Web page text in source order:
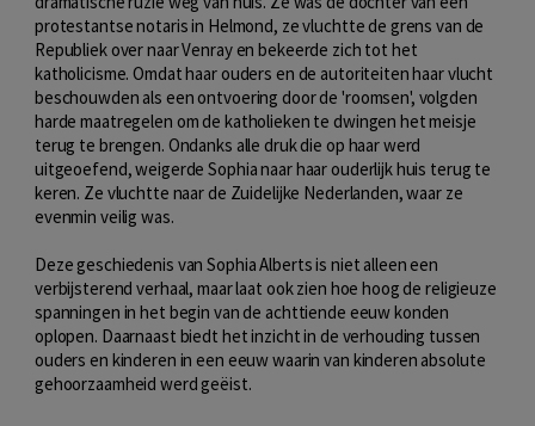
protestantse notaris in Helmond, ze vluchtte de grens van de
Republiek over naar Venray en bekeerde zich tot het
katholicisme. Omdat haar ouders en de autoriteiten haar vlucht
beschouwden als een ontvoering door de 'roomsen', volgden
harde maatregelen om de katholieken te dwingen het meisje
terug te brengen. Ondanks alle druk die op haar werd
uitgeoefend, weigerde Sophia naar haar ouderlijk huis terug te
keren. Ze vluchtte naar de Zuidelijke Nederlanden, waar ze
evenmin veilig was.
Deze geschiedenis van Sophia Alberts is niet alleen een
verbijsterend verhaal, maar laat ook zien hoe hoog de religieuze
spanningen in het begin van de achttiende eeuw konden
oplopen. Daarnaast biedt het inzicht in de verhouding tussen
ouders en kinderen in een eeuw waarin van kinderen absolute
gehoorzaamheid werd geëist.